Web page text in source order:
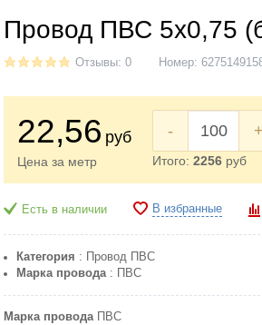
Провод ПВС 5x0,75
Отзывы: 0 Номер:
22,56 руб
Цена за метр
- +
Итого: 2256 руб
Есть в наличии В избранные
Категория : Провод ПВС
Марка провода: ПВС
Марка провода ПВС